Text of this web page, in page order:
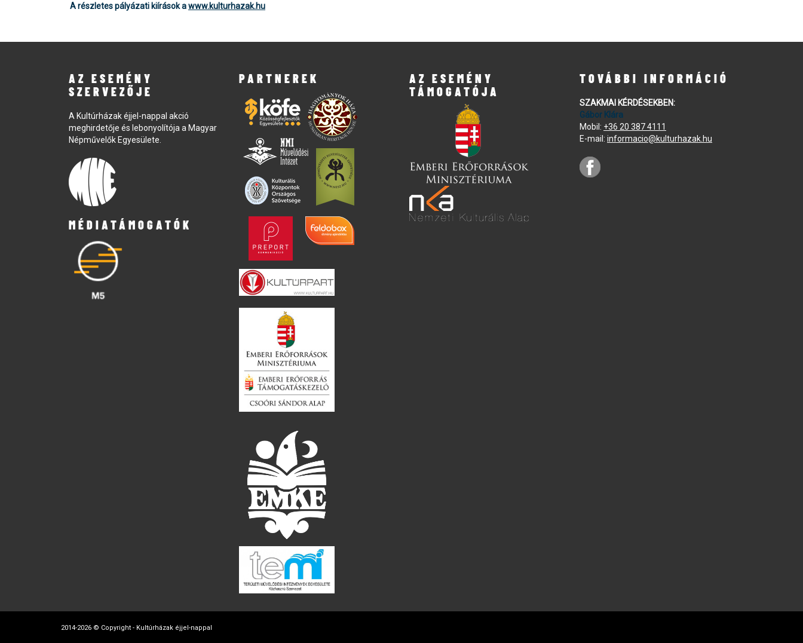
A részletes pályázati kiírások awww.kulturhazak.hu
AZ ESEMÉNY
SZERVEZŐJE
A Kultúrházak éjjel-nappal akció
meghirdetője és lebonyolítója a Magyar
Népművelők Egyesülete.
MÉDIATÁMOGATÓK
PARTNEREK
AZ ESEMÉNY
TÁMOGATÓJA
TOVÁBBI INFORMÁCIÓ
SZAKMAI KÉRDÉSEKBEN:
Gábor Klára
Mobil: +36 20 387 4111
E-mail: informacio@kulturhazak.hu
2014-2026 © Copyright - Kultúrházak éjjel-nappal